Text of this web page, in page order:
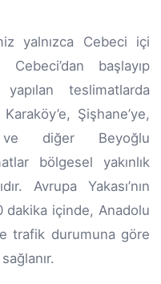
yalnızca Cebeci içi
Cebeci’dan başlayıp
teslimatlarda
Şişhane’ye,
ve diğer Beyoğlu
bölgesel yakınlık
Avrupa Yakası’nın
içinde, Anadolu
trafik durumuna göre